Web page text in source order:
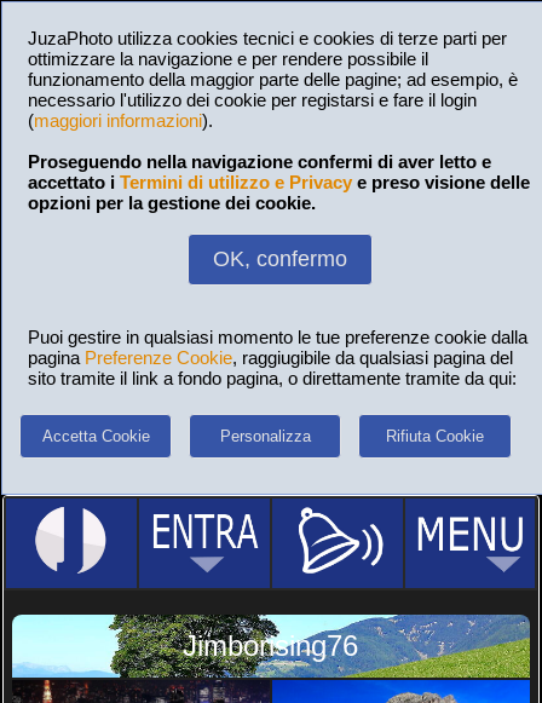
JuzaPhoto utilizza cookies tecnici e cookies di terze parti per
ottimizzare la navigazione e per rendere possibile il
funzionamento della maggior parte delle pagine; ad esempio, è
necessario l'utilizzo dei cookie per registarsi e fare il login
(maggiori informazioni).
Proseguendo nella navigazione confermi di aver letto e
accettato i Termini di utilizzo e Privacy e preso visione delle
opzioni per la gestione dei cookie.
OK, confermo
Puoi gestire in qualsiasi momento le tue preferenze cookie dalla
pagina Preferenze Cookie, raggiugibile da qualsiasi pagina del
sito tramite il link a fondo pagina, o direttamente tramite da qui:
Accetta Cookie Personalizza Rifiuta Cookie
Jimborising76